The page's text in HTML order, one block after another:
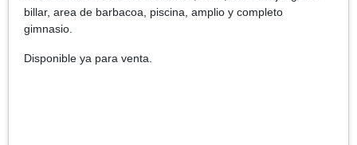
billar, area de barbacoa, piscina, amplio y completo
gimnasio.
Disponible ya para venta.